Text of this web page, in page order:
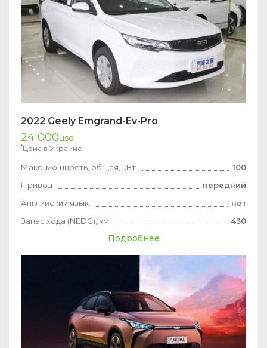
2022 Geely Emgrand-Ev-Pro
24 000usd
*Цена в Украине
Макс. мощность, общая, кВт
100
Привод
передний
Английский язык
нет
Запас хода (NEDC), км
430
Подробнее